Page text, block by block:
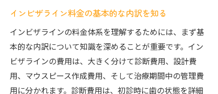
トはあるか
インビザライン治療の各段階での料金体系を解
説
治療開始前の診断費用についてのポイント
治療計画の設計にかかる費用とは
インビザラインマウスピース作成のステッ
インビザライン料金の基本的な内訳を知る
インビザラインの料金体系を理解するためには、まず基
本的な内訳について知識を深めることが重要です。イン
ビザラインの費用は、大きく分けて診断費用、設計費
用、マウスピース作成費用、そして治療期間中の管理費
用に分かれます。診断費用は、初診時に歯の状態を詳細